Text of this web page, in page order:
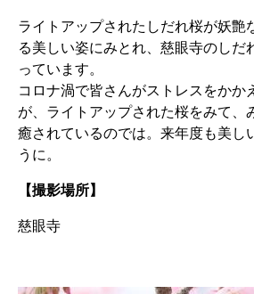
ライトアップされたしだれ桜が妖艶
る美しい姿にみとれ、慈眼寺のしだ
っています。
コロナ渦で皆さんがストレスをかか
が、ライトアップされた桜をみて、
癒されているのでは。来年度も美し
うに。
【撮影場所】
慈眼寺